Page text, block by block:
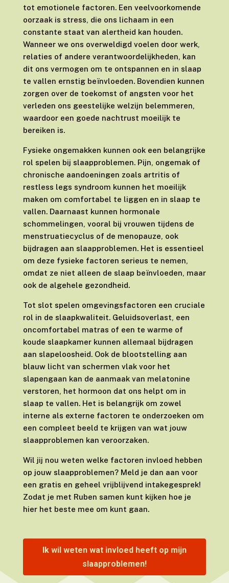
tot emotionele factoren. Een veelvoorkomende
oorzaak is stress, die ons lichaam in een
constante staat van alertheid kan houden.
Wanneer we ons overweldigd voelen door werk,
relaties of andere verantwoordelijkheden, kan
dit ons vermogen om te ontspannen en in slaap
te vallen ernstig beïnvloeden. Bovendien kunnen
zorgen over de toekomst of angsten voor het
verleden ons geestelijke welzijn belemmeren,
waardoor een goede nachtrust moeilijk te
bereiken is.
Fysieke ongemakken kunnen ook een belangrijke
rol spelen bij slaapproblemen. Pijn, ongemak of
chronische aandoeningen zoals artritis of
restless legs syndroom kunnen het moeilijk
maken om comfortabel te liggen en in slaap te
vallen. Daarnaast kunnen hormonale
schommelingen, vooral bij vrouwen tijdens de
menstruatiecyclus of de menopauze, ook
bijdragen aan slaapproblemen. Het is essentieel
om deze fysieke factoren serieus te nemen,
omdat ze niet alleen de slaap beïnvloeden, maar
ook de algehele gezondheid.
Tot slot spelen omgevingsfactoren een cruciale
rol in de slaapkwaliteit. Geluidsoverlast, een
oncomfortabel matras of een te warme of
koude slaapkamer kunnen allemaal bijdragen
aan slapeloosheid. Ook de blootstelling aan
blauw licht van schermen vlak voor het
slapengaan kan de aanmaak van melatonine
verstoren, het hormoon dat ons helpt om in
slaap te vallen. Het is belangrijk om zowel
interne als externe factoren te onderzoeken om
een compleet beeld te krijgen van wat jouw
slaapproblemen kan veroorzaken.
Wil jij nou weten welke factoren invloed hebben
op jouw slaapproblemen? Meld je dan aan voor
een gratis en geheel vrijblijvend intakegesprek!
Zodat je met Ruben samen kunt kijken hoe je
hier het beste mee om kunt gaan.
Ik wil weten wat invloed heeft op mijn
slaapproblemen!